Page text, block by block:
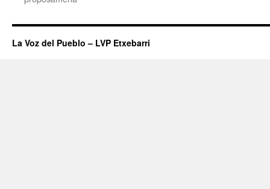
La Voz del Pueblo – LVP Etxebarri